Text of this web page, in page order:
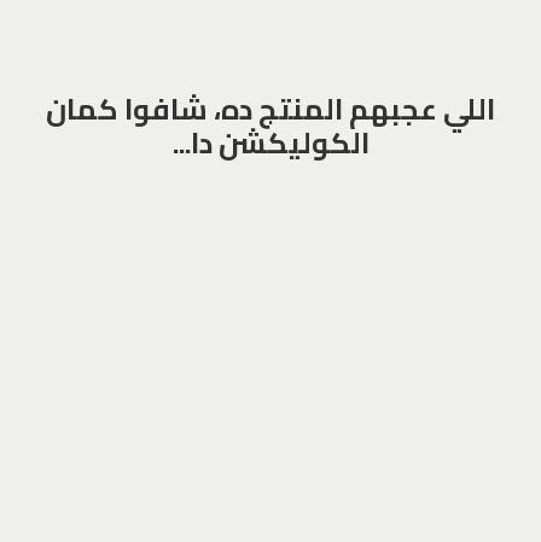
اللي عجبهم المنتج ده، شافوا كمان
الكوليكشن دا...